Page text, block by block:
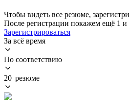
Чтобы видеть все резюме,
После регистрации покажем ещё 1 и
Зарегистрироваться
За всё время
По соответствию
20 резюме